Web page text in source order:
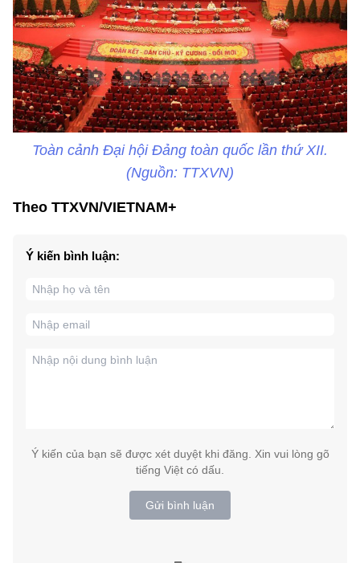
Toàn cảnh Đại hội Đảng toàn quốc lần thứ XII.
(Nguồn: TTXVN)
Theo TTXVN/VIETNAM+
Ý kiến bình luận:
Ý kiến của bạn sẽ được xét duyệt khi đăng. Xin vui lòng gõ
tiếng Việt có dấu.
Gửi bình luận